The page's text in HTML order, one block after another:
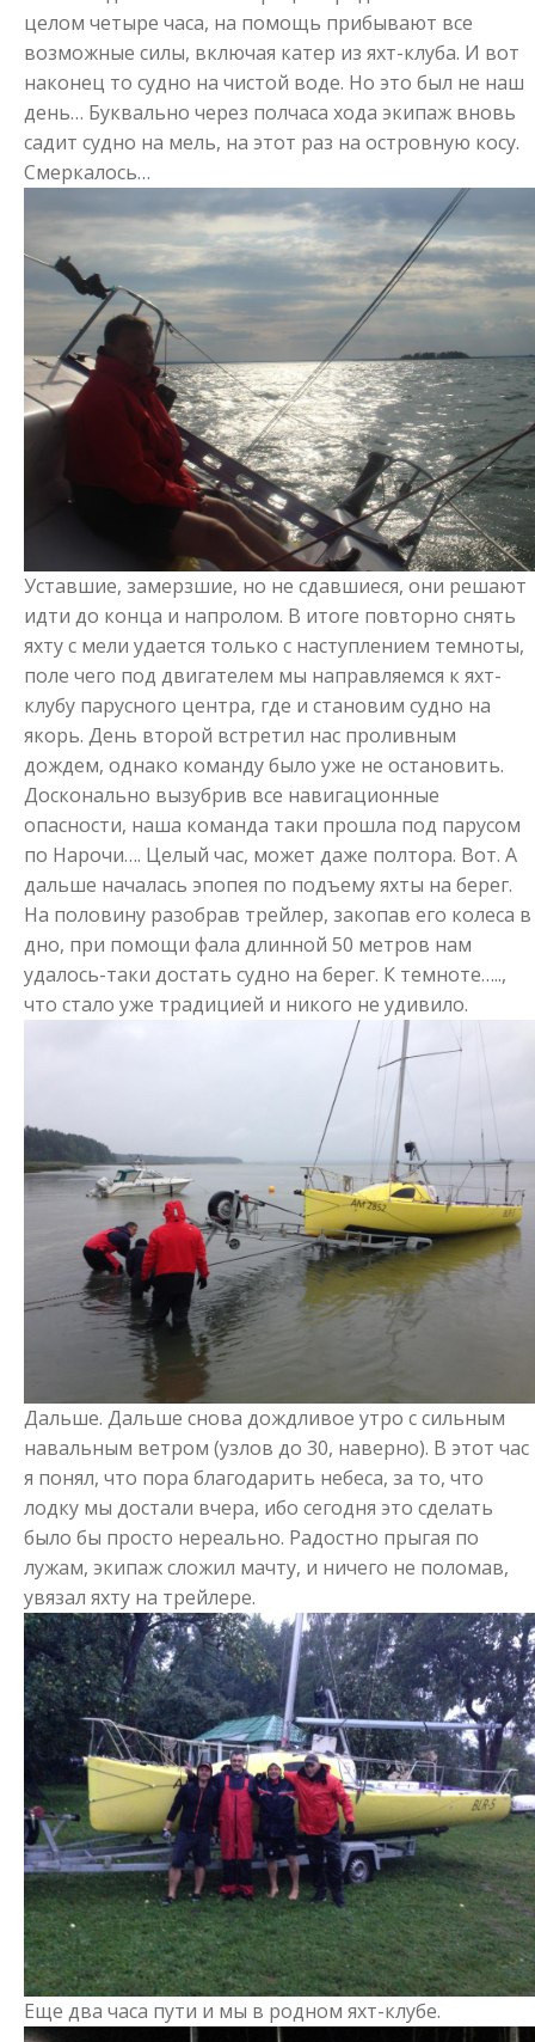
целом четыре часа, на помощь прибывают все
возможные силы, включая катер из яхт-клуба. И вот
наконец то судно на чистой воде. Но это был не наш
день… Буквально через полчаса хода экипаж вновь
садит судно на мель, на этот раз на островную косу.
Смеркалось…
Уставшие, замерзшие, но не сдавшиеся, они решают
идти до конца и напролом. В итоге повторно снять
яхту с мели удается только с наступлением темноты,
поле чего под двигателем мы направляемся к яхт-
клубу парусного центра, где и становим судно на
якорь. День второй встретил нас проливным
дождем, однако команду было уже не остановить.
Досконально вызубрив все навигационные
опасности, наша команда таки прошла под парусом
по Нарочи…. Целый час, может даже полтора. Вот. А
дальше началась эпопея по подъему яхты на берег.
На половину разобрав трейлер, закопав его колеса в
дно, при помощи фала длинной 50 метров нам
удалось-таки достать судно на берег. К темноте…..,
что стало уже традицией и никого не удивило.
Дальше. Дальше снова дождливое утро с сильным
навальным ветром (узлов до 30, наверно). В этот час
я понял, что пора благодарить небеса, за то, что
лодку мы достали вчера, ибо сегодня это сделать
было бы просто нереально. Радостно прыгая по
лужам, экипаж сложил мачту, и ничего не поломав,
увязал яхту на трейлере.
Еще два часа пути и мы в родном яхт-клубе.